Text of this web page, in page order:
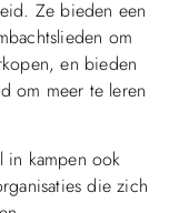
Ze bieden een
om
en bieden
om meer te leren
in kampen ook
die zich